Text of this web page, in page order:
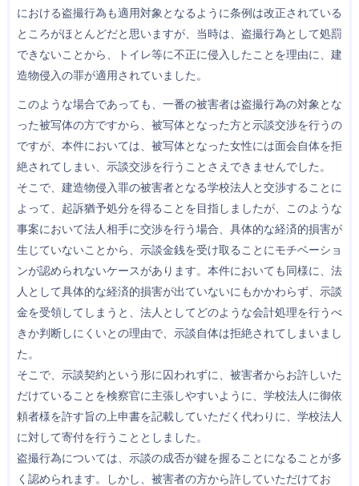
における盗撮行為も適用対象となるように条例は改正されている
ところがほとんどだと思いますが、当時は、盗撮行為として処罰
できないことから、トイレ等に不正に侵入したことを理由に、建
造物侵入の罪が適用されていました。
このような場合であっても、一番の被害者は盗撮行為の対象とな
った被写体の方ですから、被写体となった方と示談交渉を行うの
ですが、本件においては、被写体となった女性には面会自体を拒
絶されてしまい、示談交渉を行うことさえできませんでした。
そこで、建造物侵入罪の被害者となる学校法人と交渉することに
よって、起訴猶予処分を得ることを目指しましたが、このような
事案において法人相手に交渉を行う場合、具体的な経済的損害が
生じていないことから、示談金銭を受け取ることにモチベーショ
ンが認められないケースがあります。本件においても同様に、法
人として具体的な経済的損害が出ていないにもかかわらず、示談
金を受領してしまうと、法人としてどのような会計処理を行うべ
きか判断しにくいとの理由で、示談自体は拒絶されてしまいまし
た。
そこで、示談契約という形に囚われずに、被害者からお許しいた
だけていることを検察官に主張しやすいように、学校法人に御依
頼者様を許す旨の上申書を記載していただく代わりに、学校法人
に対して寄付を行うこととしました。
盗撮行為については、示談の成否が鍵を握ることになることが多
く認められます。しかし、被害者の方から許していただけてお